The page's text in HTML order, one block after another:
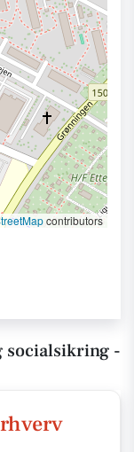
contributors
socialsikring -